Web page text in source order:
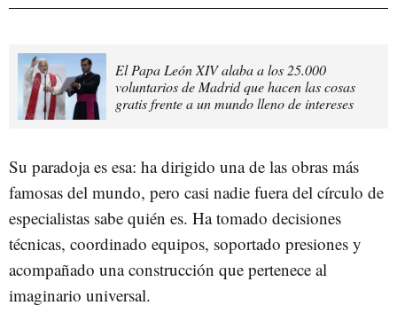
El Papa León XIV alaba a los 25.000
voluntarios de Madrid que hacen las cosas
gratis frente a un mundo lleno de intereses
Su paradoja es esa: ha dirigido una de las obras más
famosas del mundo, pero casi nadie fuera del círculo de
especialistas sabe quién es. Ha tomado decisiones
técnicas, coordinado equipos, soportado presiones y
acompañado una construcción que pertenece al
imaginario universal.